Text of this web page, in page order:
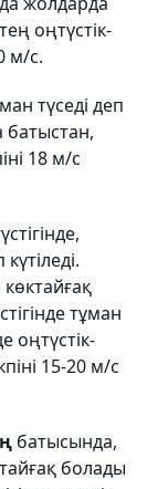
оңтүстік-
м/с.
түседі деп
батыстан,
18 м/с
тұман
оңтүстік-
15-20 м/с
батысында,
болады